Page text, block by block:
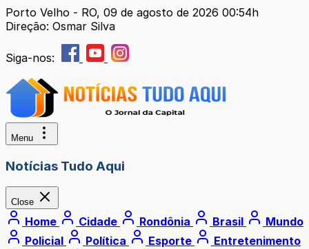
Porto Velho - RO, 09 de agosto de 2026 00:54h
Direção: Osmar Silva
Siga-nos:
Menu
Notícias Tudo Aqui
Close
Home Cidade Rondônia Brasil
Mundo
Policial
Política Esporte
Entretenimento